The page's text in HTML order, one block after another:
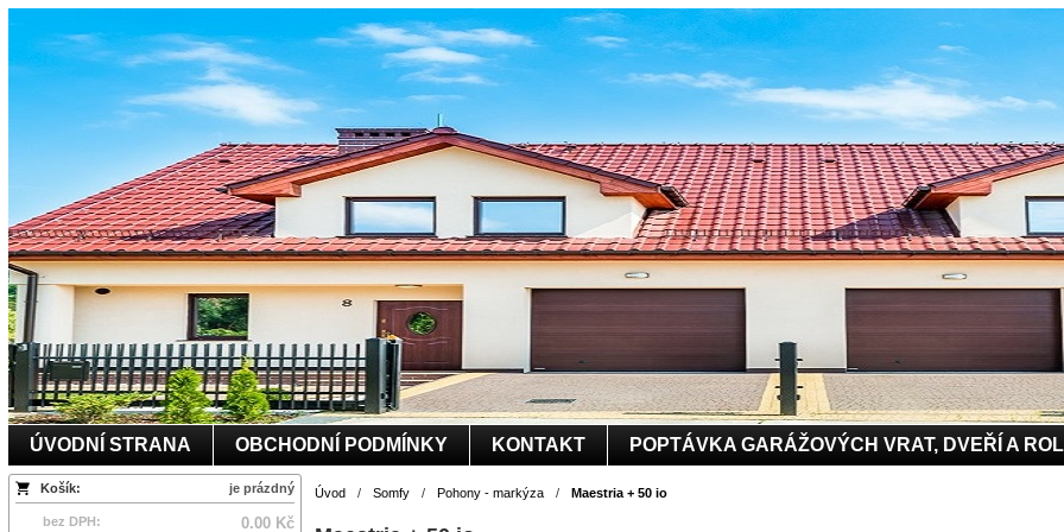
ÚVODNÍ STRANA OBCHODNÍ PODMÍNKY KONTAKT POPTÁVKA GARÁŽOVÝCH VRAT, DVEŘÍ A
Košík: je prázdný
bez DPH: 0.00 Kč
Úvod / Somfy / Pohony - markýza / Maestria + 50 io